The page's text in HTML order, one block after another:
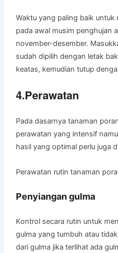
Waktu yang paling baik untuk
pada awal musim penghujan
november-desember.
sudah dipilih dengan letak
keatas, kemudian tutup
4.Perawatan
Pada dasarnya tanaman
perawatan yang intensif
hasil yang optimal perlu juga
Perawatan rutin tanaman
Penyiangan gulma
Kontrol secara rutin untuk
gulma yang tumbuh atau
dari gulma jika terlihat ada